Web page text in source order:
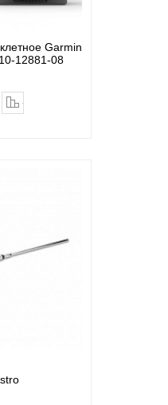
Garmin
12881-08
в закладки